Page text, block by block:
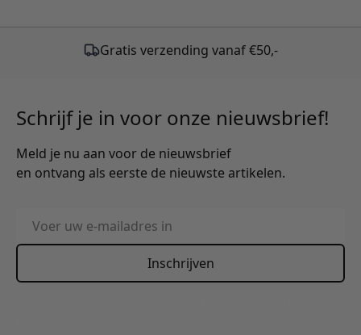
Gratis verzending vanaf €50,-
Schrijf je in voor onze nieuwsbrief!
Meld je nu aan voor de nieuwsbrief
en ontvang als eerste de nieuwste artikelen.
E-mailadres
Inschrijven